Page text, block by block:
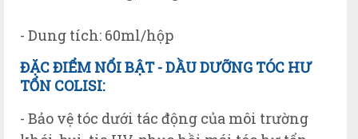
- Dung tích: 60ml/hộp
ĐẶC ĐIỂM NỔI BẬT- DẦUDƯỠNG TÓC HƯ
TỔN COLISI:
- Bảo vệ tóc dưới tác động của môi trường